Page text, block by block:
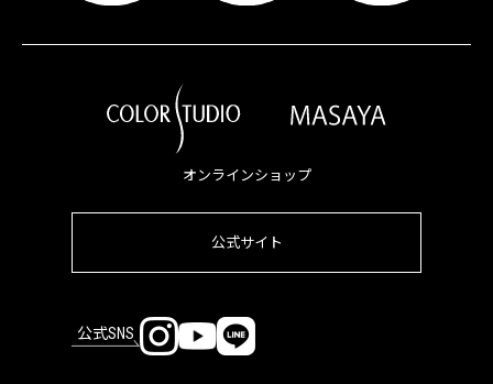
オンラインショップ
公式サイト
公式SNS